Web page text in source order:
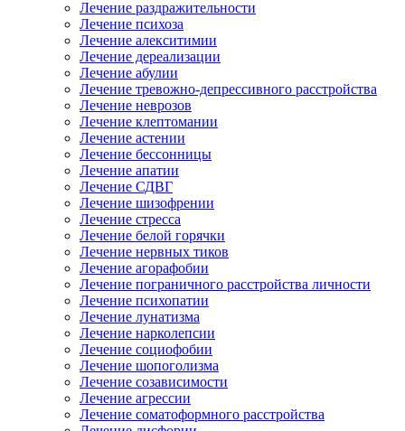
Лечение раздражительности
Лечение психоза
Лечение алекситимии
Лечение дереализации
Лечение абулии
Лечение тревожно-депрессивного расстройства
Лечение неврозов
Лечение клептомании
Лечение астении
Лечение бессонницы
Лечение апатии
Лечение СДВГ
Лечение шизофрении
Лечение стресса
Лечение белой горячки
Лечение нервных тиков
Лечение агорафобии
Лечение пограничного расстройства личности
Лечение психопатии
Лечение лунатизма
Лечение нарколепсии
Лечение социофобии
Лечение шопоголизма
Лечение созависимости
Лечение агрессии
Лечение соматоформного расстройства